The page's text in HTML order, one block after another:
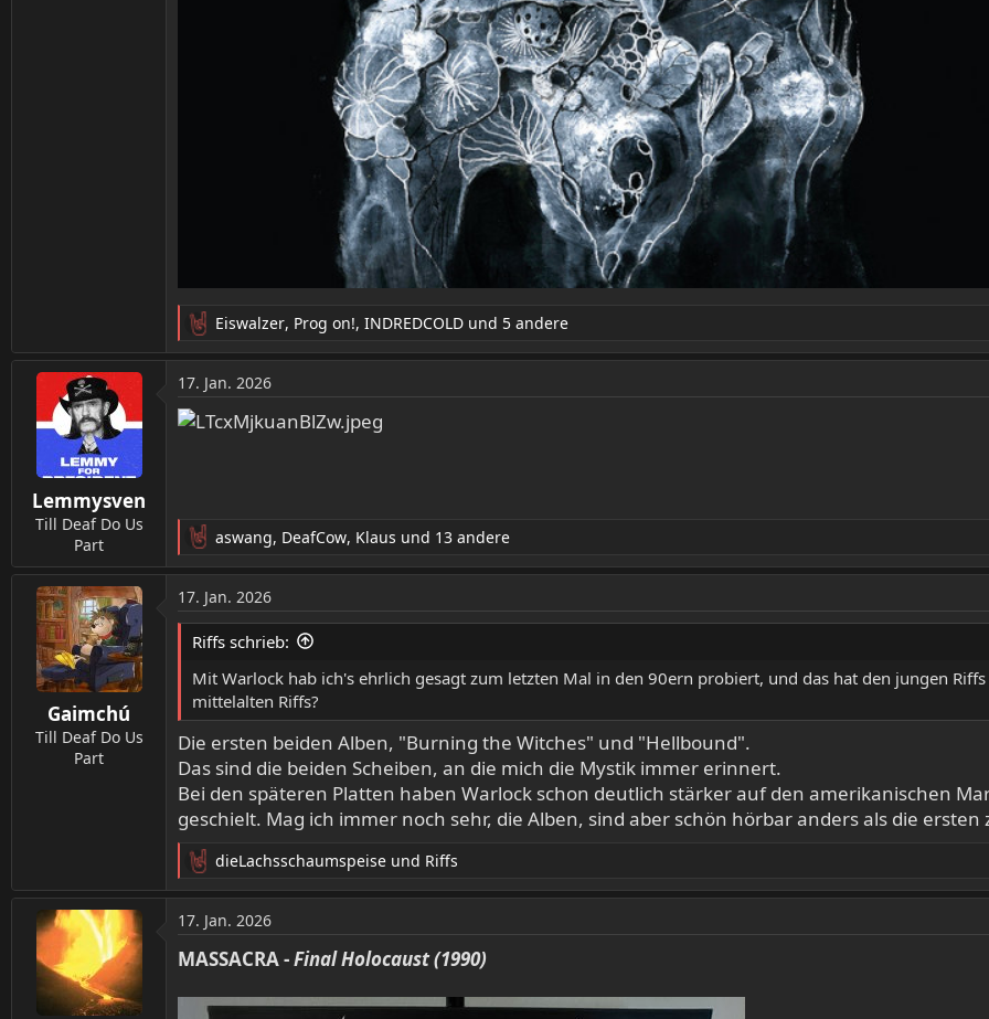
R
e
a
k
t
n
Eiswalzer, Prog on!, INDREDCOLD und 5 andere
Lemmysven
Till Deaf Do Us
Part
17. Jan. 2026
R
e
a
k
t
o
e
n
:
aswang, DeafCow, Klaus und 13 andere
Gaimchú
Till Deaf Do Us
Part
17. Jan. 2026
Riffs schrieb:
Mit Warlock hab ich's ehrlich gesagt zum letzten Mal in den 90ern probiert, und das hat den jungen
mittelalten Riffs?
Die ersten beiden Alben, "Burning the Witches" und "Hellbound".
Das sind die beiden Scheiben, an die mich die Mystik immer erinnert.
Bei den späteren Platten haben Warlock schon deutlich stärker auf den amerikanischen
geschielt. Mag ich immer noch sehr, die Alben, sind aber schön hörbar anders als die ersten
R
e
a
k
t
o
dieLachsschaumspeise und Riffs
17. Jan. 2026
MASSACRA -Final Holocaust (1990)